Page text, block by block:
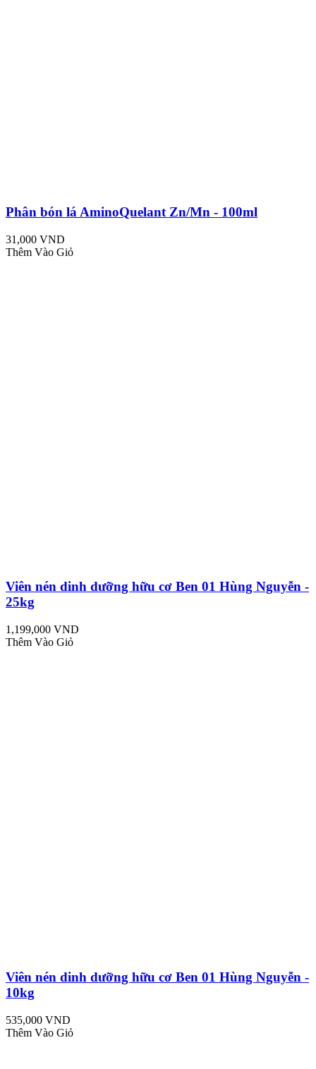
Phân bón lá AminoQuelant Zn/Mn - 100ml
31,000 VND
Thêm Vào Giỏ
Viên nén dinh dưỡng hữu cơ Ben 01 Hùng Nguyễn -
25kg
1,199,000 VND
Thêm Vào Giỏ
Viên nén dinh dưỡng hữu cơ Ben 01 Hùng Nguyễn -
10kg
535,000 VND
Thêm Vào Giỏ